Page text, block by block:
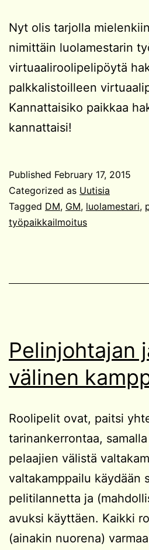
Nyt olis tarjolla
nimittäin luolamestarin
virtuaaliroolipelipöytä
palkkalistoilleen
Kannattaisiko paikkaa
kannattaisi!
Published February 17, 2015
Categorized as Uutisia
Tagged DM, GM, luolamestari,
työpaikkailmoitus
Pelinjohtajan
välinen
Roolipelit ovat, paitsi
tarinankerrontaa,
pelaajien välistä
valtakamppailu käydään
pelitilannetta ja
avuksi käyttäen. Kaikki
(ainakin nuorena)